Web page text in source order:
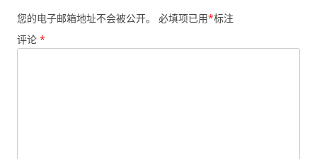
您的电子邮箱地址不会被公开。 必填项已用*标注
评论 *